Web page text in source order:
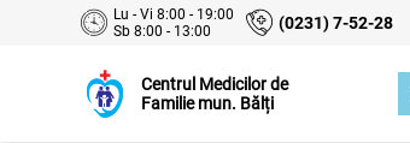
Lu - Vi 8:00 - 19:00
Sb 8:00 - 13:00
(0231) 7-52-28
Centrul Medicilor de
Familie mun. Bălți